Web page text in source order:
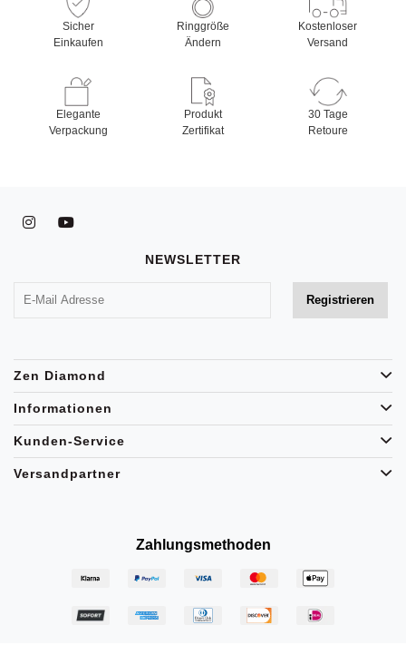
Sicher
Einkaufen
Ringgröße
Ändern
Kostenloser
Versand
Elegante
Verpackung
Produkt
Zertifikat
30 Tage
Retoure
NEWSLETTER
Zen Diamond
Informationen
Kunden-Service
Versandpartner
Zahlungsmethoden